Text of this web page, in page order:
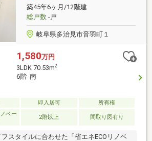
築45年6ヶ月/12階建
総戸数-戸
岐阜県多治見市音羽町１
1,580万円
3LDK 70.53m2
6階 南
即入居可
所有権
ベー
2階以上 間取り図有り
スタイルに合わせた「省エネECOリノベ